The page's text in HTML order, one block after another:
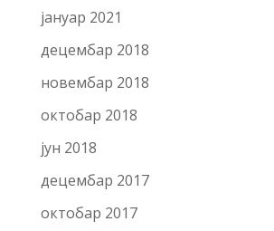
јануар 2021
децембар 2018
новембар 2018
октобар 2018
јун 2018
децембар 2017
октобар 2017